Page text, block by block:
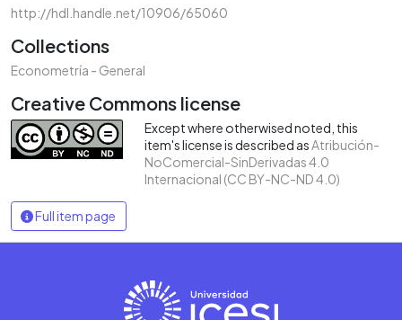
http://hdl.handle.net/10906/65060
Collections
Econometría - General
Creative Commons license
Except where otherwised noted, this
item's license is described asAtribución-
NoComercial-SinDerivadas 4.0
Internacional (CC BY-NC-ND 4.0)
Full item page